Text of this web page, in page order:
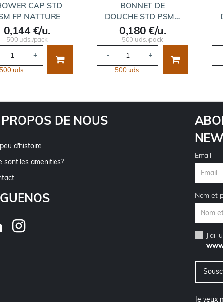
CAP STD
FP NATTURE
0,144 €/u.
500 uds./pack
+
500 uds.
BONNET DE
DOUCHE STD PSM…
0,180 €/u.
500 uds./pack
- +
500 uds.
DE NOUS
d'histoire
sont les amenities?
Email
Nom et
J'ai
Je veux